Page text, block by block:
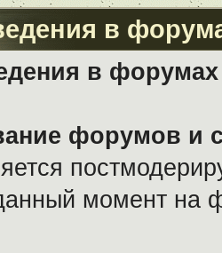
в
в
форумов и
момент на